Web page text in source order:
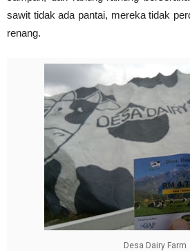
sawit tidak ada pantai, mereka tidak
renang.
Desa Dairy Farm